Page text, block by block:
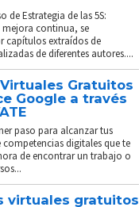
de Estrategia de las 5S:
mejora continua, se
capítulos extraídos de
de diferentes autores....
Gratuitos
Google a través
paso para alcanzar tus
competencias digitales que te
de encontrar un trabajo o
virtuales gratuitos